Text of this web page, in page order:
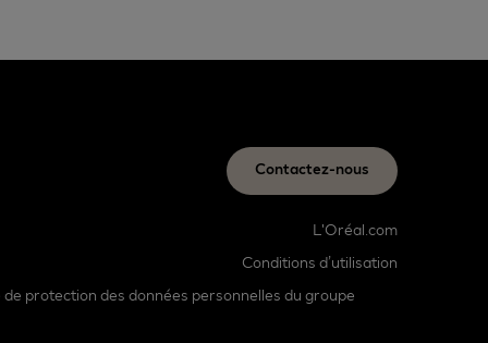
Contactez-nous
L'Oréal.com
Conditions d’utilisation
de protection des données personnelles du groupe